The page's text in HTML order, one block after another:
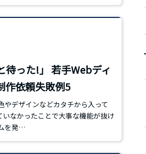
待った!」 若手Webディ
作依頼失敗例5
デザインなどカタチから入って
いなかったことで大事な機能が抜け
を発…